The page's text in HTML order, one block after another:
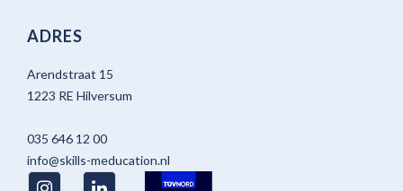
ADRES
Arendstraat 15
1223 RE Hilversum
035 646 12 00
info@skills-meducation.nl